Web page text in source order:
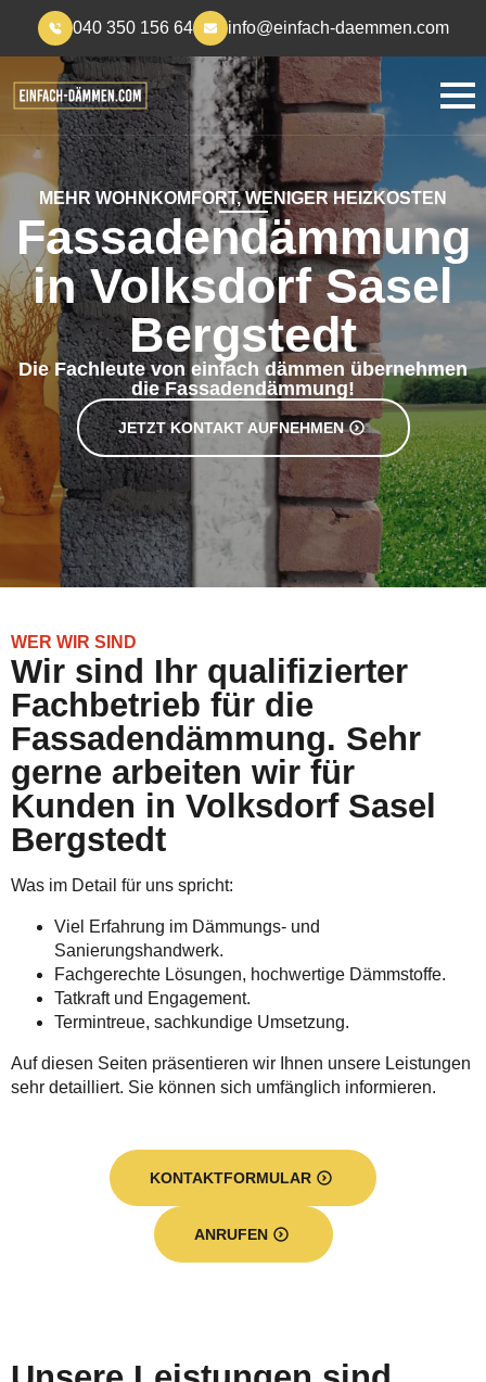
040 350 156 64 info@einfach-daemmen.com
MEHR WOHNKOMFORT, WENIGER HEIZKOSTEN
Fassadendämmung
in Volksdorf Sasel
Bergstedt
Die Fachleute von einfach dämmen übernehmen
die Fassadendämmung!
JETZT KONTAKT AUFNEHMEN
WER WIR SIND
Wir sind Ihr qualifizierter
Fachbetrieb für die
Fassadendämmung. Sehr
gerne arbeiten wir für
Kunden in Volksdorf Sasel
Bergstedt
Was im Detail für uns spricht:
Viel Erfahrung im Dämmungs- und
Sanierungshandwerk.
Fachgerechte Lösungen, hochwertige Dämmstoffe.
Tatkraft und Engagement.
Termintreue, sachkundige Umsetzung.
Auf diesen Seiten präsentieren wir Ihnen unsere Leistungen
sehr detailliert. Sie können sich umfänglich informieren.
KONTAKTFORMULAR
ANRUFEN